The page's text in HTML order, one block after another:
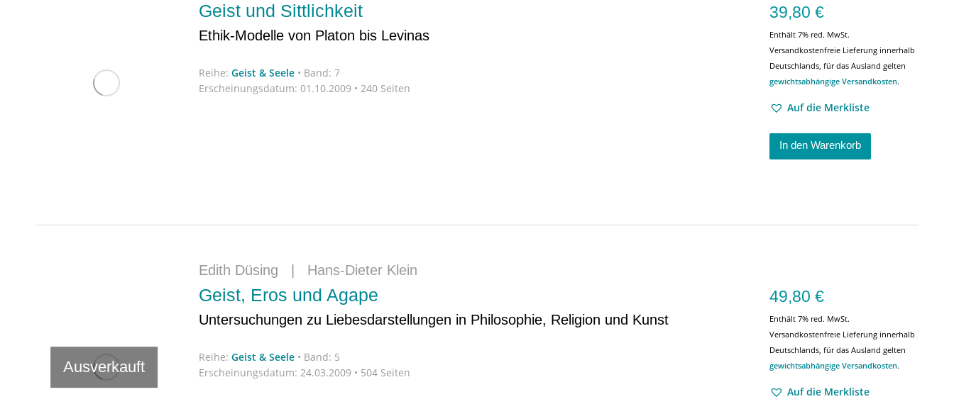
Geist und Sittlichkeit
Ethik-Modelle von Platon bis Levinas
Reihe: Geist & Seele • Band: 7
Erscheinungsdatum: 01.10.2009 • 240 Seiten
39,80 €
Enthält 7% red. MwSt.
Versandkostenfreie Lieferung innerhalb
Deutschlands, für das Ausland gelten
gewichtsabhängige Versandkosten.
Auf die Merkliste
In den Warenkorb
Ausverkauft
Edith Düsing Hans-Dieter Klein
Geist, Eros und Agape
Untersuchungen zu Liebesdarstellungen in Philosophie, Religion und Kunst
Reihe: Geist & Seele • Band: 5
Erscheinungsdatum: 24.03.2009 • 504 Seiten
49,80 €
Enthält 7% red. MwSt.
Versandkostenfreie Lieferung innerhalb
Deutschlands, für das Ausland gelten
gewichtsabhängige Versandkosten.
Auf die Merkliste